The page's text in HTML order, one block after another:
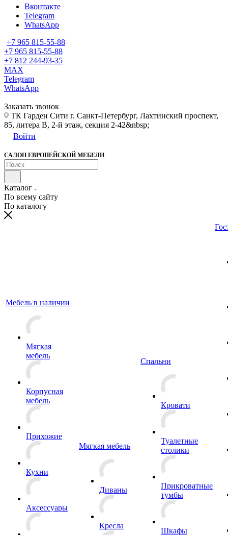
Вконтакте
Telegram
WhatsApp
+7 965 815-55-88
+7 965 815-55-88
+7 812 244-93-35
MAX
Telegram
WhatsApp
Заказать звонок
ТК Гарден Сити г. Санкт-Петербург, Лахтинский проспект,
85, литера В, 2-й этаж, секция 2-42&nbsp;
Войти
САЛОН ЕВРОПЕЙСКОЙ МЕБЕЛИ
Каталог
По всему сайту
По каталогу
Мебель в наличии
Мягкая
мебель
Корпусная
мебель
Прихожие
Кухни
Аксессуары
Мягкая мебель
Диваны
Кресла
Спальни
Кровати
Туалетные
столики
Прикроватные
тумбы
Шкафы